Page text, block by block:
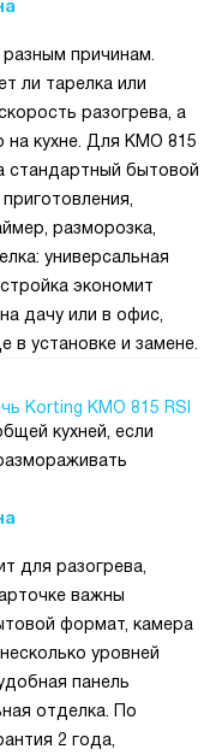
причинам.
ли тарелка или
разогрева, а
кухне. Для KMO 815
стандартный бытовой
разморозка,
универсальная
экономит
дачу или в офис,
установке и замене.
Korting KMO 815 RSI
кухней, если
для разогрева,
важны
формат, камера
уровней
панель
отделка. По
2 года,